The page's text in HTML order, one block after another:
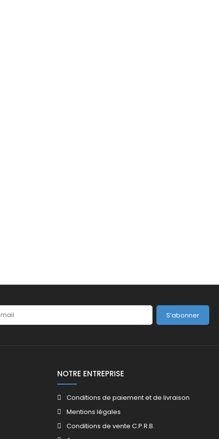
S’abonner
NOTRE ENTREPRISE
Conditions de paiement et de livraison
Mentions légales
Conditions de vente C.P.R.B.